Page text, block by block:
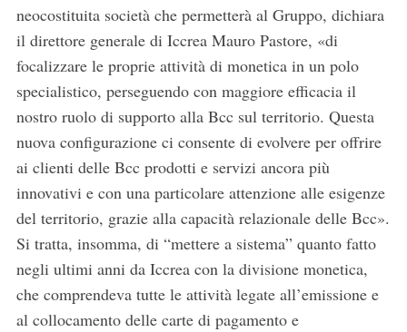
neocostituita società che permetterà al Gruppo, dichiara
il direttore generale di Iccrea Mauro Pastore, «di
focalizzare le proprie attività di monetica in un polo
specialistico, perseguendo con maggiore efficacia il
nostro ruolo di supporto alla Bcc sul territorio. Questa
nuova configurazione ci consente di evolvere per offrire
ai clienti delle Bcc prodotti e servizi ancora più
innovativi e con una particolare attenzione alle esigenze
del territorio, grazie alla capacità relazionale delle Bcc».
Si tratta, insomma, di “mettere a sistema” quanto fatto
negli ultimi anni da Iccrea con la divisione monetica,
che comprendeva tutte le attività legate all’emissione e
al collocamento delle carte di pagamento e